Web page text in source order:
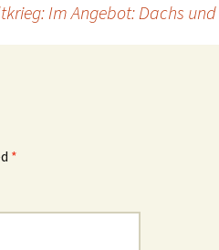
Im Angebot: Dachs
*